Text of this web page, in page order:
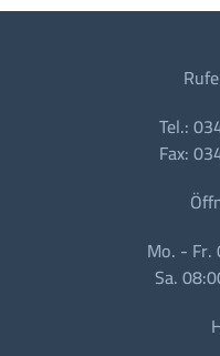
Tel.:
Fax:
Mo. -
Sa.